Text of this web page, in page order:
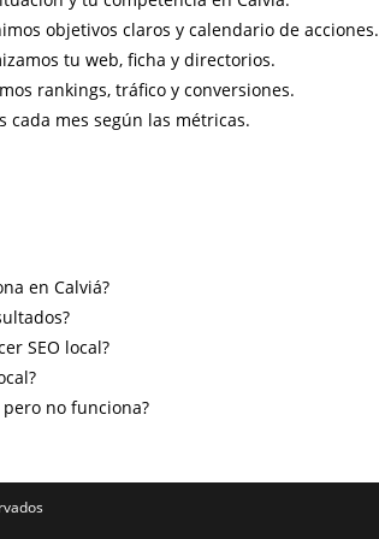
objetivos claros y calendario de acciones.
tu web, ficha y directorios.
rankings, tráfico y conversiones.
cada mes según las métricas.
en Calviá?
SEO local?
pero no funciona?